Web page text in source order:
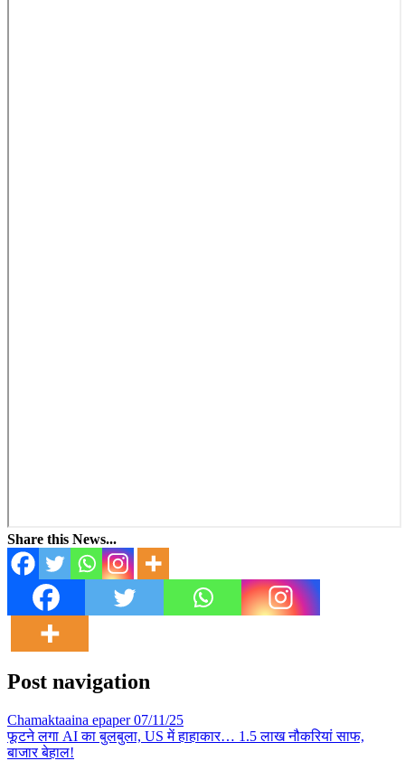
Share this News...
Post navigation
Chamaktaaina epaper 07/11/25
फूटने लगा AI का बुलबुला, US में हाहाकार… 1.5 लाख नौकरियां साफ,
बाजार बेहाल!